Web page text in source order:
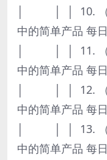
│ │ │ 10. （复
中的简单产品 每
│ │ │ 11. （复
中的简单产品 每
│ │ │ 12. （复
中的简单产品 每
│ │ │ 13. （复
中的简单产品 每